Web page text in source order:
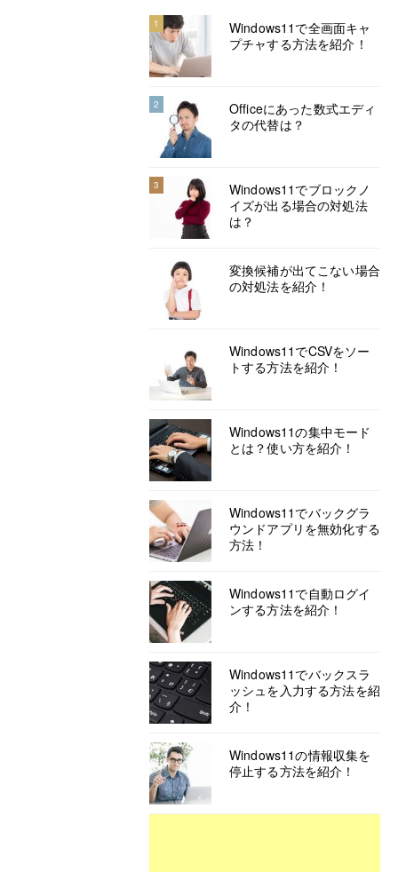
1
Windows11で全画面キャ
プチャする方法を紹介！
2
Officeにあった数式エディ
タの代替は？
3
Windows11でブロックノ
イズが出る場合の対処法
は？
変換候補が出てこない場合
の対処法を紹介！
Windows11でCSVをソー
トする方法を紹介！
Windows11の集中モード
とは？使い方を紹介！
Windows11でバックグラ
ウンドアプリを無効化する
方法！
Windows11で自動ログイ
ンする方法を紹介！
Windows11でバックスラ
ッシュを入力する方法を紹
介！
Windows11の情報収集を
停止する方法を紹介！